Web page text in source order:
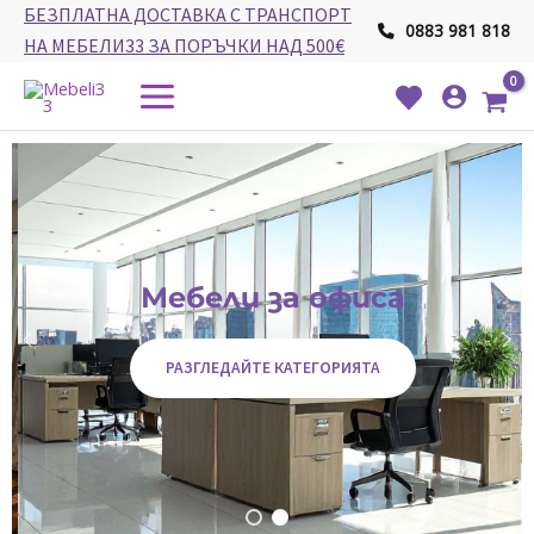
SkipБЕЗПЛАТНА ДОСТАВКА С ТРАНСПОРТ
НА МЕБЕЛИ33 ЗА ПОРЪЧКИ НАД 500€
0883 981 818
Main
Menu
Мебели за офиса
РАЗГЛЕДАЙТЕ КАТЕГОРИЯТА